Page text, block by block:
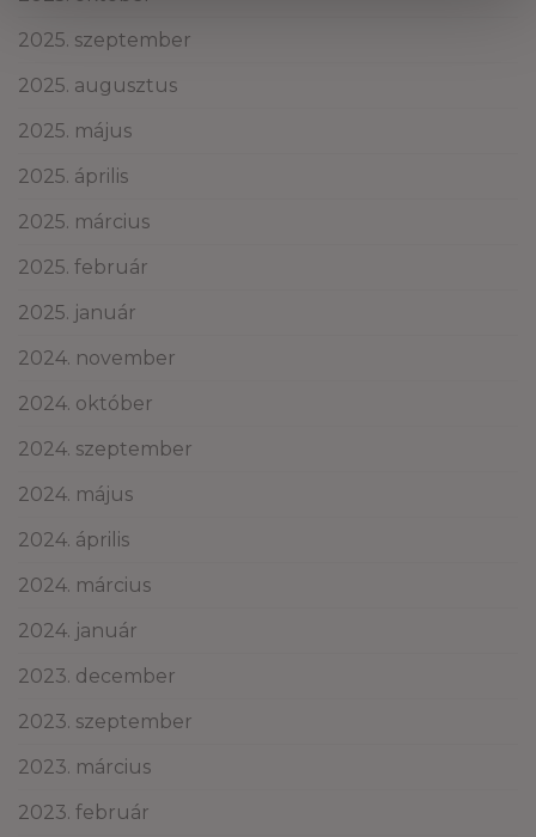
2025. szeptember
2025. augusztus
2025. május
2025. április
2025. március
2025. február
2025. január
2024. november
2024. október
2024. szeptember
2024. május
2024. április
2024. március
2024. január
2023. december
2023. szeptember
2023. március
2023. február